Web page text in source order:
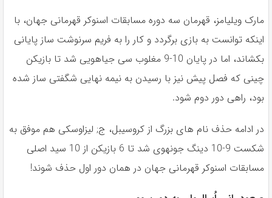
مارک ویلیامز، قهرمان سه دوره مسابقات اسنوكر قهرمانى جهان، با
اينكه توانست به بازى برگردد و كار را به فريم سرنوشت ساز پايانى
بكشاند، اما در پايان 10-9 مغلوب سى جياهويى شد تا بازيكن
چينى كه فصل پيش نيز با رسيدن به نيمه نهايى شگفتى ساز شده
بود، راهى دور دوم شود.
در ادامه حذف نام هاى بزرگ از كروسيبل، ج; ليزاوسكى هم موفق به
شكست 9-10 دينگ جونهوى شد تا 6 بازيكن از 10 سيد اصلى
مسابقات اسنوكر قهرمانى جهان در همان دور اول حذف شوند!